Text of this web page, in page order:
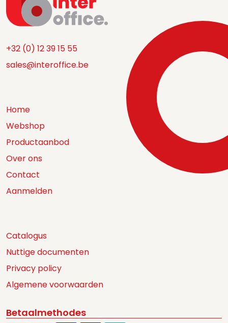
+32 (0) 12 39 15 55
sales@interoffice.be
Home
Webshop
Productaanbod
Over ons
Contact
Aanmelden
Catalogus
Nuttige documenten
Privacy policy
Algemene voorwaarden
Betaalmethodes